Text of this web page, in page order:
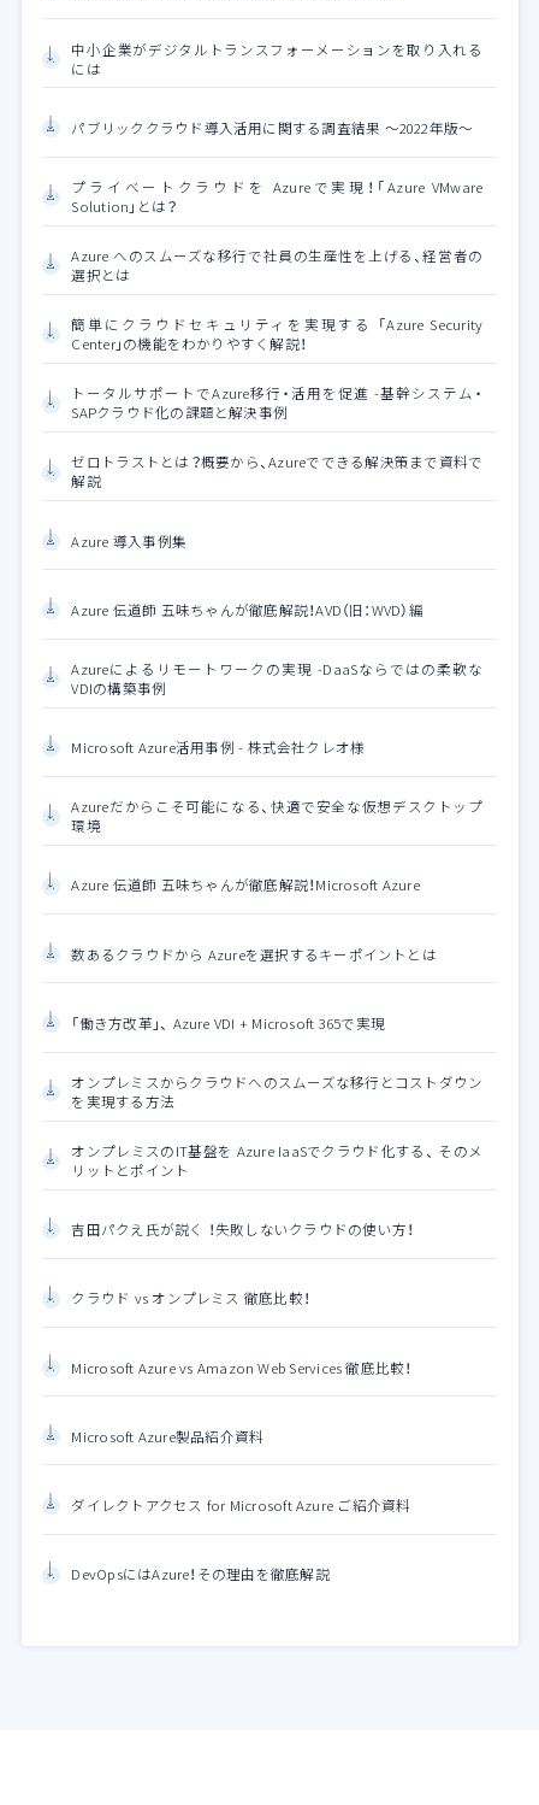
中小企業がデジタルトランスフォーメーションを取り入れる
には
パブリッククラウド導入活用に関する調査結果 ～2022年版～
プライベートクラウドを Azureで実現！「Azure VMware
Solution」とは？
Azure へのスムーズな移行で社員の生産性を上げる、経営者の
選択とは
簡単にクラウドセキュリティを実現する 「Azure Security
Center」の機能をわかりやすく解説！
トータルサポートでAzure移行・活用を促進 -基幹システム・
SAPクラウド化の課題と解決事例
ゼロトラストとは？概要から、Azureでできる解決策まで資料で
解説
Azure 導入事例集
Azure 伝道師 五味ちゃんが徹底解説！AVD（旧：WVD）編
Azureによるリモートワークの実現 -DaaSならではの柔軟な
VDIの構築事例
Microsoft Azure活用事例 - 株式会社クレオ様
Azureだからこそ可能になる、快適で安全な仮想デスクトップ
環境
Azure 伝道師 五味ちゃんが徹底解説！Microsoft Azure
数あるクラウドから Azureを選択するキーポイントとは
「働き方改革」、 Azure VDI + Microsoft 365で実現
オンプレミスからクラウドへのスムーズな移行とコストダウン
を実現する方法
オンプレミスのIT基盤を Azure IaaSでクラウド化する、 そのメ
リットとポイント
吉田パクえ氏が説く ！失敗しないクラウドの使い方！
クラウド vs オンプレミス 徹底比較！
Microsoft Azure vs Amazon Web Services 徹底比較！
Microsoft Azure製品紹介資料
ダイレクトアクセス for Microsoft Azure ご紹介資料
DevOpsにはAzure！その理由を徹底解説